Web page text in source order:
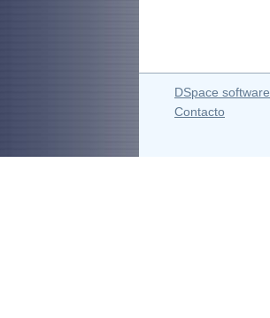
DSpace software
Contacto